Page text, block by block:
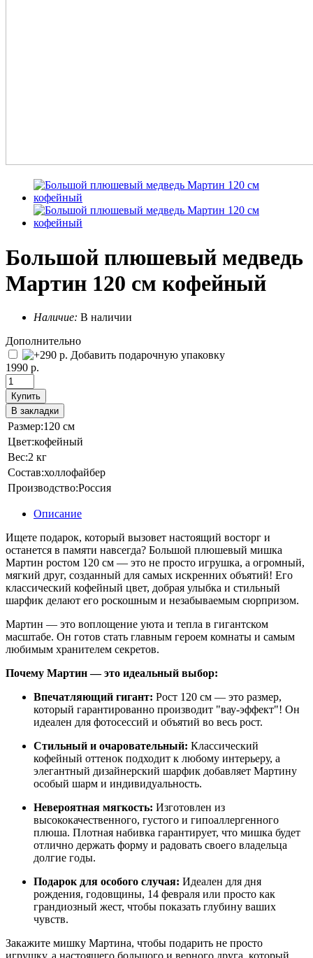
Большой плюшевый медведь
Мартин 120 см кофейный
Наличие: В наличии
Дополнительно
Добавить подарочную упаковку
1990 р.
Купить
В закладки
Размер:120 см
Цвет:кофейный
Вес:2 кг
Состав:холлофайбер
Производство:Россия
Описание
Ищете подарок, который вызовет настоящий восторг и
останется в памяти навсегда? Большой плюшевый мишка
Мартин ростом 120 см — это не просто игрушка, а огромный,
мягкий друг, созданный для самых искренних объятий! Его
классический кофейный цвет, добрая улыбка и стильный
шарфик делают его роскошным и незабываемым сюрпризом.
Мартин — это воплощение уюта и тепла в гигантском
масштабе. Он готов стать главным героем комнаты и самым
любимым хранителем секретов.
Почему Мартин — это идеальный выбор:
Впечатляющий гигант: Рост 120 см — это размер,
который гарантированно производит "вау-эффект"! Он
идеален для фотосессий и объятий во весь рост.
Стильный и очаровательный: Классический
кофейный оттенок подходит к любому интерьеру, а
элегантный дизайнерский шарфик добавляет Мартину
особый шарм и индивидуальность.
Невероятная мягкость: Изготовлен из
высококачественного, густого и гипоаллергенного
плюша. Плотная набивка гарантирует, что мишка будет
отлично держать форму и радовать своего владельца
долгие годы.
Подарок для особого случая: Идеален для дня
рождения, годовщины, 14 февраля или просто как
грандиозный жест, чтобы показать глубину ваших
чувств.
Закажите мишку Мартина, чтобы подарить не просто
игрушку, а настоящего большого и верного друга, который